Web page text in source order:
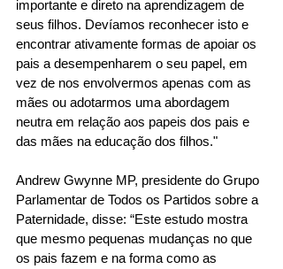
importante e direto na aprendizagem de
seus filhos. Devíamos reconhecer isto e
encontrar ativamente formas de apoiar os
pais a desempenharem o seu papel, em
vez de nos envolvermos apenas com as
mães ou adotarmos uma abordagem
neutra em relação aos papeis dos pais e
das mães na educação dos filhos."
Andrew Gwynne MP, presidente do Grupo
Parlamentar de Todos os Partidos sobre a
Paternidade, disse: “Este estudo mostra
que mesmo pequenas mudanças no que
os pais fazem e na forma como as